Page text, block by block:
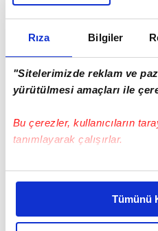
Rıza Bilgiler
"Sitelerimizde reklam ve
yürütülmesi amaçları ile
Bu çerezler, kullanıcıların
tanımlayarak çalışırlar.
Bu çerezlere izin vermeniz
daha iyi reklam deneyimi
amacımızın size daha iyi
Tümünü